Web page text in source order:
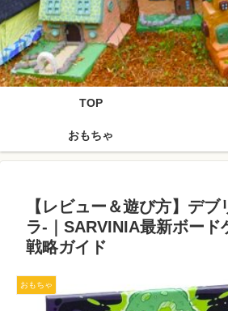
TOP
おもちゃ
【レビュー＆遊び方】デブ
ラ‐｜SARVINIA最新ボード
戦略ガイド
おもちゃ